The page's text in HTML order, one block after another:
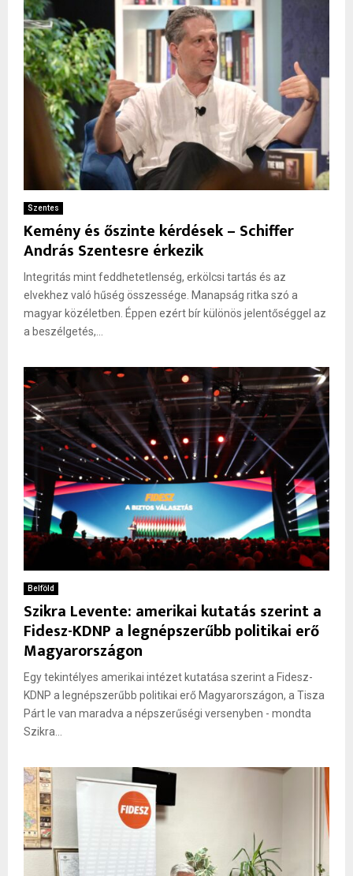
Szentes
Kemény és őszinte kérdések – Schiffer
András Szentesre érkezik
Integritás mint feddhetetlenség, erkölcsi tartás és az
elvekhez való hűség összessége. Manapság ritka szó a
magyar közéletben. Éppen ezért bír különös jelentőséggel az
a beszélgetés,...
Belföld
Szikra Levente: amerikai kutatás szerint a
Fidesz-KDNP a legnépszerűbb politikai erő
Magyarországon
Egy tekintélyes amerikai intézet kutatása szerint a Fidesz-
KDNP a legnépszerűbb politikai erő Magyarországon, a Tisza
Párt le van maradva a népszerűségi versenyben - mondta
Szikra...